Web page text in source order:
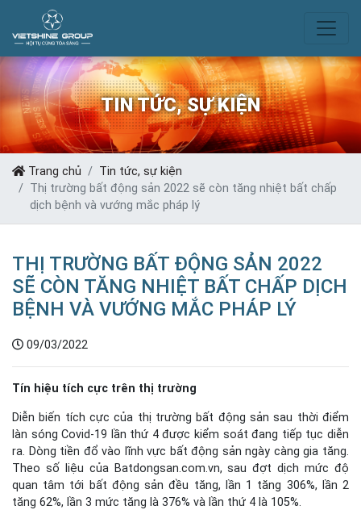
TIN TỨC, SỰ KIỆN
Trang chủ
Tin tức, sự kiện
Thị trường bất động sản 2022 sẽ còn tăng nhiệt bất chấp
dịch bệnh và vướng mắc pháp lý
THỊ TRƯỜNG BẤT ĐỘNG SẢN 2022
SẼ CÒN TĂNG NHIỆT BẤT CHẤP DỊCH
BỆNH VÀ VƯỚNG MẮC PHÁP LÝ
09/03/2022
Tín hiệu tích cực trên thị trường
Diễn biến tích cực của thị trường bất động sản sau thời điểm
làn sóng Covid-19 lần thứ 4 được kiểm soát đang tiếp tục diễn
ra. Dòng tiền đổ vào lĩnh vực bất động sản ngày càng gia tăng.
Theo số liệu của Batdongsan.com.vn, sau đợt dịch mức độ
quan tâm tới bất động sản đều tăng, lần 1 tăng 306%, lần 2
tăng 62%, lần 3 mức tăng là 376% và lần thứ 4 là 105%.